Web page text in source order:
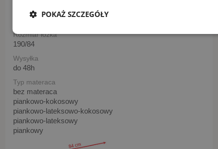
Paczki
Rozmiar łóźka
190/84
Wysyłka
do 48h
Typ materaca
bez materaca
piankowo-kokosowy
piankowo-lateksowo-kokosowy
piankowo-lateksowy
piankowy
POKAŻ SZCZEGÓŁY